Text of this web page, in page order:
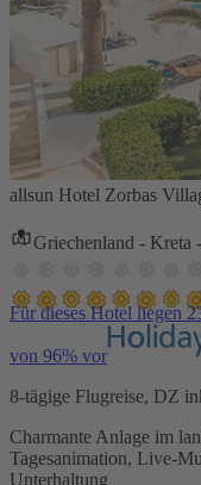
allsun Hotel Zorbas
Griechenland - Kreta
Für dieses Hotel liegen
von 96% vor
8-tägige Flugreise, DZ
Charmante Anlage im
Tagesanimation, Live-
Unterhaltung